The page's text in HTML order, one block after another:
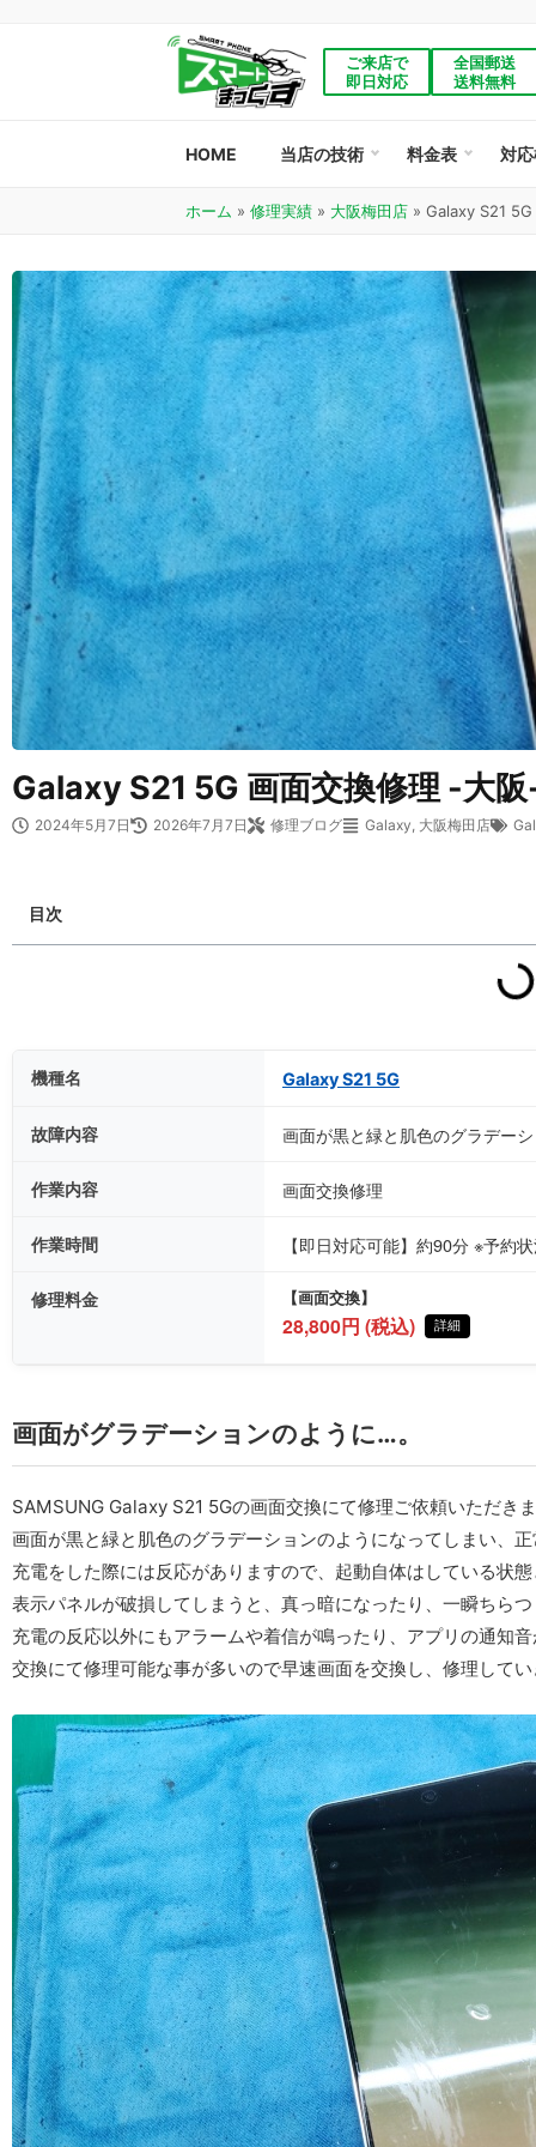
ご来店で
即日対応
全国郵送
送料無料
HOME 当店の技術 料金表 対
ホーム » 修理実績 » 大阪梅田店 » Galaxy S21
Galaxy S21 5G 画面交換修理 -大
2024年5月7日 2026年7月7日 修理ブログ Galaxy, 大阪梅田店
目次
機種名 Galaxy S21 5G
故障内容 画面が黒と緑と肌色のグラデー
作業内容 画面交換修理
作業時間 【即日対応可能】約90分 ※予約
修理料金 【画面交換】
28,800円 (税込) 詳細
画面がグラデーションのように…。
SAMSUNG Galaxy S21 5Gの画面交換にて修理ご依頼いただき
画面が黒と緑と肌色のグラデーションのようになってしまい、
充電をした際には反応がありますので、起動自体はしている状
表示パネルが破損してしまうと、真っ暗になったり、一瞬ちら
充電の反応以外にもアラームや着信が鳴ったり、アプリの通知
交換にて修理可能な事が多いので早速画面を交換し、修理して